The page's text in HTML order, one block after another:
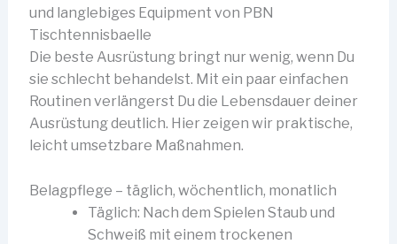
und langlebiges Equipment von PBN
Tischtennisbaelle
Die beste Ausrüstung bringt nur wenig, wenn Du
sie schlecht behandelst. Mit ein paar einfachen
Routinen verlängerst Du die Lebensdauer deiner
Ausrüstung deutlich. Hier zeigen wir praktische,
leicht umsetzbare Maßnahmen.
Belagpflege – täglich, wöchentlich, monatlich
Täglich: Nach dem Spielen Staub und
Schweiß mit einem trockenen